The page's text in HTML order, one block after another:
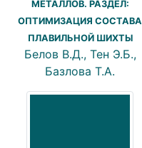
МЕТАЛЛОВ. РАЗДЕЛ:
ОПТИМИЗАЦИЯ СОСТАВА
ПЛАВИЛЬНОЙ ШИХТЫ
Белов В.Д., Тен Э.Б.,
Базлова Т.А.